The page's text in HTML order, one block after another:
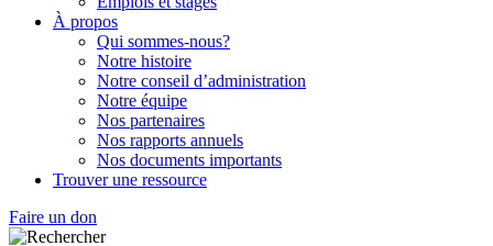
À propos
Qui sommes-nous?
Notre histoire
Notre conseil d’administration
Notre équipe
Nos partenaires
Nos rapports annuels
Nos documents importants
Trouver une ressource
Faire un don